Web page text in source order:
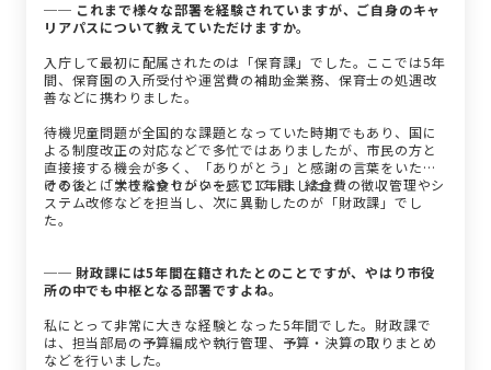
── これまで様々な部署を経験されていますが、ご自身のキャ
リアパスについて教えていただけますか。
入庁して最初に配属されたのは「保育課」でした。ここでは5年
間、保育園の入所受付や運営費の補助金業務、保育士の処遇改
善などに携わりました。
待機児童問題が全国的な課題となっていた時期でもあり、国に
よる制度改正の対応などで多忙ではありましたが、市民の方と
直接接する機会が多く、「ありがとう」と感謝の言葉をいただ
けることに大きなやりがいを感じていました。
その後、「学校給食センター」で1年間、給食費の徴収管理やシ
ステム改修などを担当し、次に異動したのが「財政課」でし
た。
── 財政課には5年間在籍されたとのことですが、やはり市役
所の中でも中枢となる部署ですよね。
私にとって非常に大きな経験となった5年間でした。財政課で
は、担当部局の予算編成や執行管理、予算・決算の取りまとめ
などを行いました。